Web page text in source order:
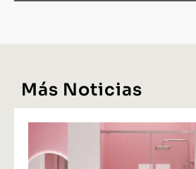
Más Noticias